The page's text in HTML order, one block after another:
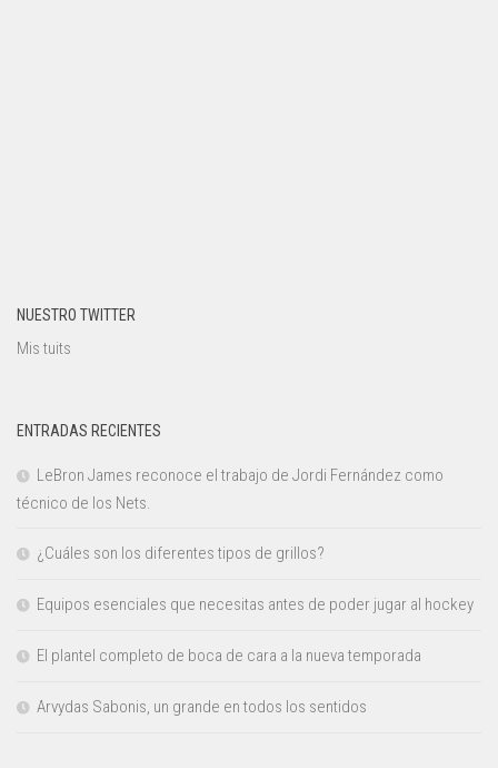
NUESTRO TWITTER
Mis tuits
ENTRADAS RECIENTES
LeBron James reconoce el trabajo de Jordi Fernández como
técnico de los Nets.
¿Cuáles son los diferentes tipos de grillos?
Equipos esenciales que necesitas antes de poder jugar al hockey
El plantel completo de boca de cara a la nueva temporada
Arvydas Sabonis, un grande en todos los sentidos